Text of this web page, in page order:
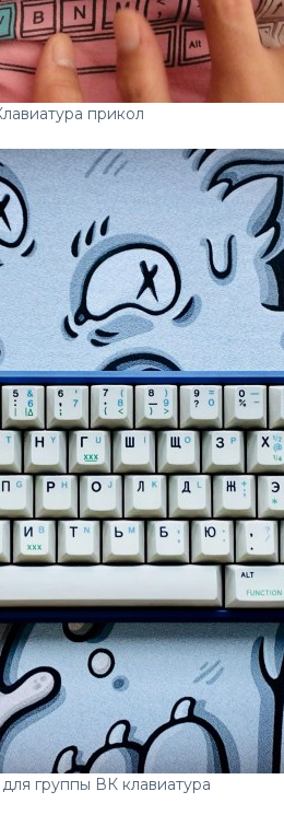
прикол
группы ВК клавиатура